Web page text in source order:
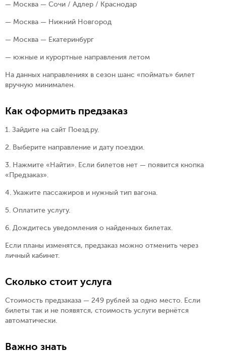
— Москва — Сочи / Адлер / Краснодар
— Москва — Нижний Новгород
— Москва — Екатеринбург
— южные и курортные направления летом
На данных направлениях в сезон шанс «поймать» билет
вручную минимален.
Как оформить предзаказ
1. Зайдите на сайт Поезд.ру.
2. Выберите направление и дату поездки.
3. Нажмите «Найти». Если билетов нет — появится кнопка
«Предзаказ».
4. Укажите пассажиров и нужный тип вагона.
5. Оплатите услугу.
6. Дождитесь уведомления о найденных билетах.
Если планы изменятся, предзаказ можно отменить через
личный кабинет.
Сколько стоит услуга
Стоимость предзаказа — 249 рублей за одно место. Если
билеты так и не появятся, стоимость услуги вернётся
автоматически.
Важно знать